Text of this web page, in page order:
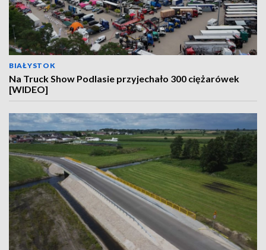
BIAŁYSTOK
Na Truck Show Podlasie przyjechało 300 ciężarówek
[WIDEO]